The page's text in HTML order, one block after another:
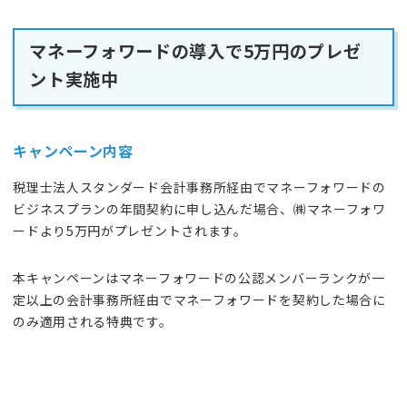
マネーフォワードの導入で5万円のプレゼ
ント実施中
キャンペーン内容
税理士法人スタンダード会計事務所経由でマネーフォワードの
ビジネスプランの年間契約に申し込んだ場合、㈱マネーフォワ
ードより5万円がプレゼントされます。
本キャンペーンはマネーフォワードの公認メンバーランクが一
定以上の会計事務所経由でマネーフォワードを契約した場合に
のみ適用される特典です。